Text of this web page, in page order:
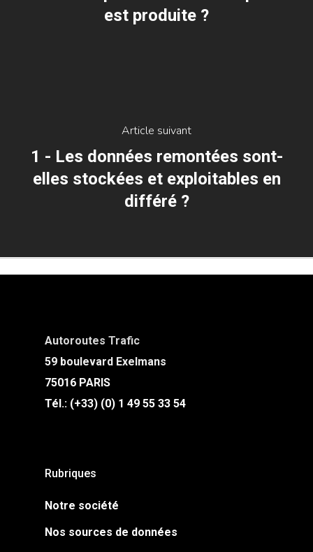
est produite ?
Article suivant
1 - Les données remontées sont-
elles stockées et exploitables en
différé ?
Autoroutes Trafic
59 boulevard Exelmans
75016 PARIS
Tél.: (+33) (0) 1 49 55 33 54
Rubriques
Notre société
Nos sources de données